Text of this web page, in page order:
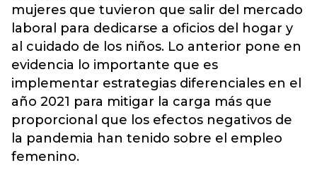
mujeres que tuvieron que salir del mercado
laboral para dedicarse a oficios del hogar y
al cuidado de los niños. Lo anterior pone en
evidencia lo importante que es
implementar estrategias diferenciales en el
año 2021 para mitigar la carga más que
proporcional que los efectos negativos de
la pandemia han tenido sobre el empleo
femenino.